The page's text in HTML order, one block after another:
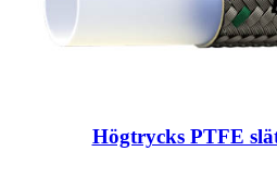
Högtrycks PTFE